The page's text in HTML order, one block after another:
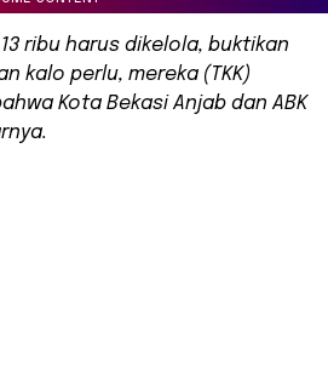
ribu harus dikelola, buktikan
kalo perlu, mereka (TKK)
Kota Bekasi Anjab dan ABK